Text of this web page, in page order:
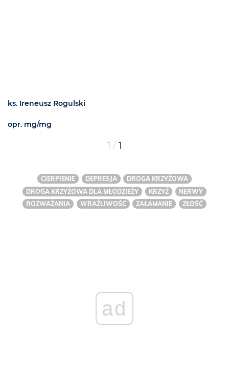
ks. Ireneusz Rogulski
opr. mg/mg
1 / 1
CIERPIENIE DEPRESJA
DROGA KRZYŻOWA
DROGA KRZYŻOWA DLA MŁODZIEŻY
KRZYŻ
NERWY
ROZWAŻANIA
WRAŻLIWOŚĆ ZAŁAMANIE ZŁOŚĆ
ad